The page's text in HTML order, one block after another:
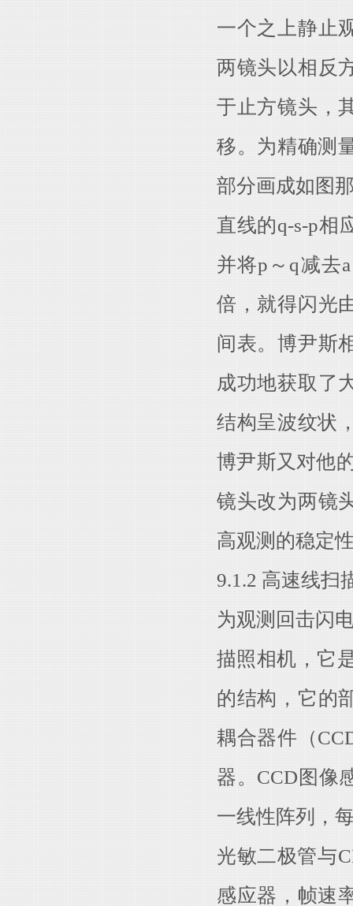
一个之上静止
两镜头以相反
于止方镜头，
移。为精确测
部分画成如图
直线的q-s-p相
并将p～q减去
倍，就得闪光
间表。博尹斯
成功地获取了
结构呈波纹状
博尹斯又对他
镜头改为两镜
高观测的稳定
9.1.2 高速线扫
为观测回击闪
描照相机，它
的结构，它的
耦合器件（
器。CCD图像
一线性阵列，
光敏二极管与
感应器，帧速